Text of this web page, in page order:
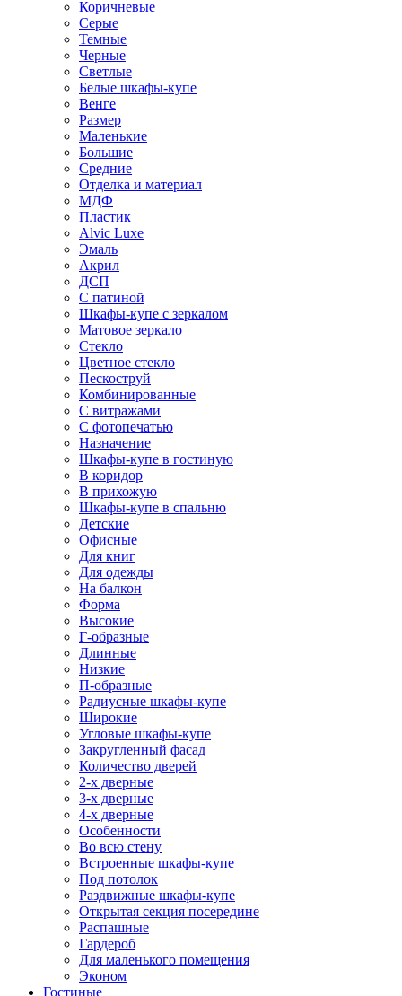
Коричневые
Серые
Темные
Черные
Светлые
Белые шкафы-купе
Венге
Размер
Маленькие
Большие
Средние
Отделка и материал
МДФ
Пластик
Alvic Luxe
Эмаль
Акрил
ДСП
С патиной
Шкафы-купе с зеркалом
Матовое зеркало
Стекло
Цветное стекло
Пескоструй
Комбинированные
С витражами
С фотопечатью
Назначение
Шкафы-купе в гостиную
В коридор
В прихожую
Шкафы-купе в спальню
Детские
Офисные
Для книг
Для одежды
На балкон
Форма
Высокие
Г-образные
Длинные
Низкие
П-образные
Радиусные шкафы-купе
Широкие
Угловые шкафы-купе
Закругленный фасад
Количество дверей
2-х дверные
3-х дверные
4-х дверные
Особенности
Во всю стену
Встроенные шкафы-купе
Под потолок
Раздвижные шкафы-купе
Открытая секция посередине
Распашные
Гардероб
Для маленького помещения
Эконом
Гостиные